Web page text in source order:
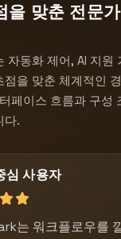
을 맞춘 전문
동화 제어, AI 지원
점을 맞춘 체계적인
페이스 흐름과 구성
다.
심 사용자
는 워크플로우를